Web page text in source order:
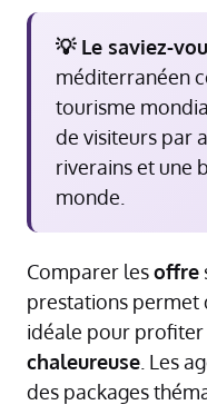
💡 Le saviez-
méditerranéen
tourisme
de visiteurs par
riverains et une
monde.
Comparer lesoffre
prestations permet
idéale pour profiter
chaleureuse . Les
des packages